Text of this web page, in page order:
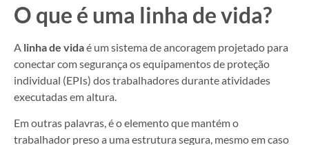
O que é uma linha de vida?
A linha de vidaé um sistema de ancoragem projetado para
conectar com segurança os equipamentos de proteção
individual (EPIs) dos trabalhadores durante atividades
executadas em altura.
Em outras palavras, é o elemento que mantém o
trabalhador preso a uma estrutura segura, mesmo em caso